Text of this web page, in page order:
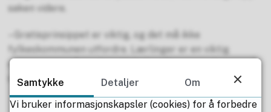
saken videre.
– Gratisprinsippet er viktig, og det må ikke
fylkeskommunen utfordre. Lærlinger er en viktig
ressurs som må oppleve lik behandling som elevene på
studiespesialiserende linjer, avslutter Hiis Bergh.
Samtykke Detaljer
Om
Vi bruker informasjonskapsler (cookies) for å forbedre